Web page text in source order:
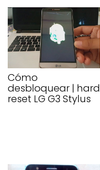
Cómo
desbloquear | hard
reset LG G3 Stylus